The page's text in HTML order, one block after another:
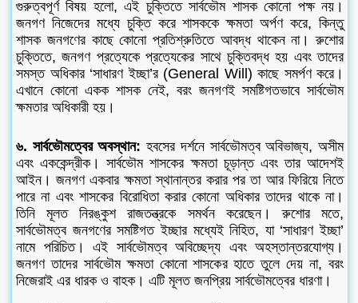
গুরুত্বপূর্ণ বিষয় হলো, এই চুক্তিতে সার্বভৌম শাসক কোনো পক্ষ নয়।
জনগণ নিজেদের মধ্যে চুক্তি করে শাসককে ক্ষমতা অর্পণ করে, কিন্তু
শাসক জনগণের কাছে কোনো প্রতিশ্রুতিতে আবদ্ধ থাকেন না। রুশোর
চুক্তিতে, জনগণ প্রত্যেকে প্রত্যেকের সাথে চুক্তিবদ্ধ হয় এবং তাদের
সমস্ত অধিকার ‘সাধারণ ইচ্ছা’র (General Will) কাছে সমর্পণ করে।
এখানে কোনো একক শাসক নেই, বরং জনগণই সমষ্টিগতভাবে সার্বভৌম
ক্ষমতার অধিকারী হয়।
৬. সার্বভৌমত্বের অবস্থান: হবসের দর্শনে সার্বভৌমত্ব অবিভাজ্য, অসীম
এবং এককেন্দ্রীক। সার্বভৌম শাসকের ক্ষমতা চূড়ান্ত এবং তার আদেশই
আইন। জনগণ একবার ক্ষমতা স্থানান্তর করার পর তা আর ফিরিয়ে নিতে
পারে না এবং শাসকের বিরোধিতা করার কোনো অধিকার তাদের থাকে না।
তিনি মূলত নিরঙ্কুশ রাজতন্ত্রকে সমর্থন করেছেন। রুশোর মতে,
সার্বভৌমত্ব জনগণের সমষ্টিগত ইচ্ছার মধ্যেই নিহিত, যা ‘সাধারণ ইচ্ছা’
নামে পরিচিত। এই সার্বভৌমত্ব অবিচ্ছেদ্য এবং অহস্তান্তরযোগ্য।
জনগণ তাদের সার্বভৌম ক্ষমতা কোনো শাসকের হাতে তুলে দেয় না, বরং
নিজেরাই এর ধারক ও বাহক। এটি মূলত জনপ্রিয় সার্বভৌমত্বের ধারণা।